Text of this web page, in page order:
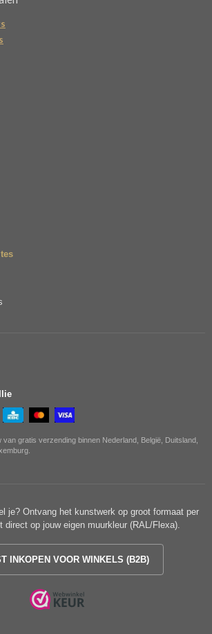
van gratis verzending binnen Nederland, België, Duitsland,
je? Ontvang het kunstwerk op groot formaat per
direct op jouw eigen muurkleur (RAL/Flexa).
INKOPEN VOOR WINKELS (B2B)